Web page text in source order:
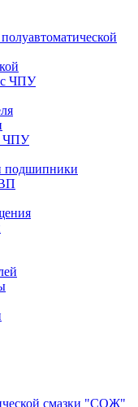
с ЧПУ
ЧПУ
подшипники
смазки "СОЖ"